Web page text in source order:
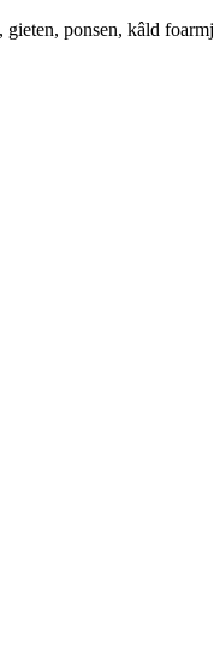
ponsen, kâld